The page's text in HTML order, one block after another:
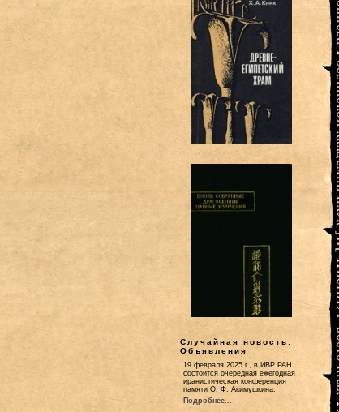
Случайная новость:
Объявления
19 февраля 2025 г., в ИВР РАН
состоится очередная ежегодная
иранистическая конференция
памяти О. Ф. Акимушкина.
Подробнее...